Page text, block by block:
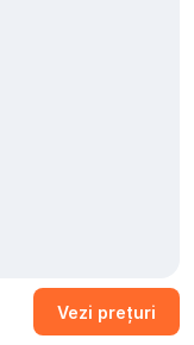
Vezi prețuri